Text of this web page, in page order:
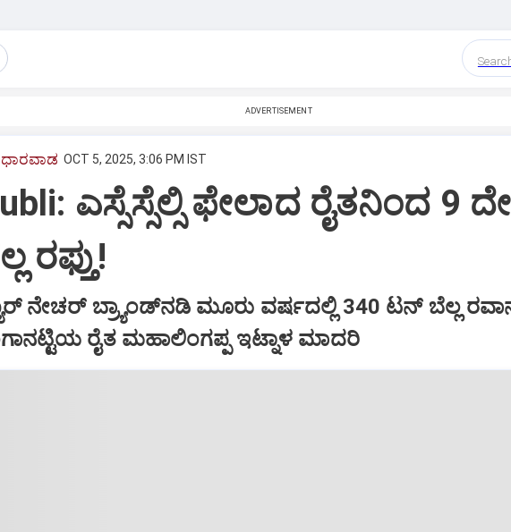
ADVERTISEMENT
ಧಾರವಾಡ OCT 5, 2025, 3:06 PM IST
ಎಸ್ಸೆಸ್ಸೆಲ್ಸಿ ಫೇಲಾದ ರೈತನಿಂದ 9
ರಫ್ತು!
ನೇಚರ್‌ ಬ್ರ್ಯಾಂಡ್‌ನ‌ಡಿ ಮೂರು ವರ್ಷದಲ್ಲಿ 340 ಟನ್‌ ಬೆಲ್ಲ
ರೈತ ಮಹಾಲಿಂಗಪ್ಪ ಇಟ್ನಾಳ ಮಾದರಿ